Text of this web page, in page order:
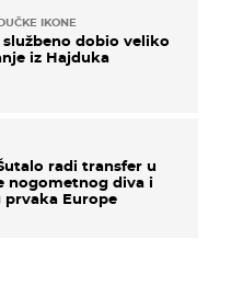
IKONE
službeno dobio veliko
iz Hajduka
radi transfer u
nogometnog diva i
prvaka Europe